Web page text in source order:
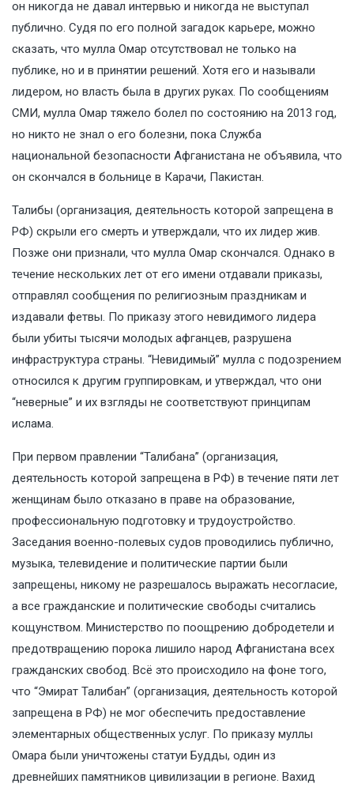
он никогда не давал интервью и никогда не выступал
публично. Судя по его полной загадок карьере, можно
сказать, что мулла Омар отсутствовал не только на
публике, но и в принятии решений. Хотя его и называли
лидером, но власть была в других руках. По сообщениям
СМИ, мулла Омар тяжело болел по состоянию на 2013 год,
но никто не знал о его болезни, пока Служба
национальной безопасности Афганистана не объявила, что
он скончался в больнице в Карачи, Пакистан.
Талибы (организация, деятельность которой запрещена в
РФ) скрыли его смерть и утверждали, что их лидер жив.
Позже они признали, что мулла Омар скончался. Однако в
течение нескольких лет от его имени отдавали приказы,
отправлял сообщения по религиозным праздникам и
издавали фетвы. По приказу этого невидимого лидера
были убиты тысячи молодых афганцев, разрушена
инфраструктура страны. “Невидимый” мулла с подозрением
относился к другим группировкам, и утверждал, что они
“неверные” и их взгляды не соответствуют принципам
ислама.
При первом правлении “Талибана” (организация,
деятельность которой запрещена в РФ) в течение пяти лет
женщинам было отказано в праве на образование,
профессиональную подготовку и трудоустройство.
Заседания военно-полевых судов проводились публично,
музыка, телевидение и политические партии были
запрещены, никому не разрешалось выражать несогласие,
а все гражданские и политические свободы считались
кощунством. Министерство по поощрению добродетели и
предотвращению порока лишило народ Афганистана всех
гражданских свобод. Всё это происходило на фоне того,
что “Эмират Талибан” (организация, деятельность которой
запрещена в РФ) не мог обеспечить предоставление
элементарных общественных услуг. По приказу муллы
Омара были уничтожены статуи Будды, один из
древнейших памятников цивилизации в регионе. Вахид